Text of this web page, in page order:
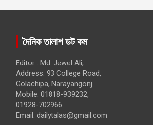
দৈনিক তালাশ ডট কম
Editor : Md. Jewel Ali,
Address: 93 College Road,
Golachipa, Narayangonj.
Mobile: 01818-939232,
01928-702966.
Email: dailytalas@gmail.com